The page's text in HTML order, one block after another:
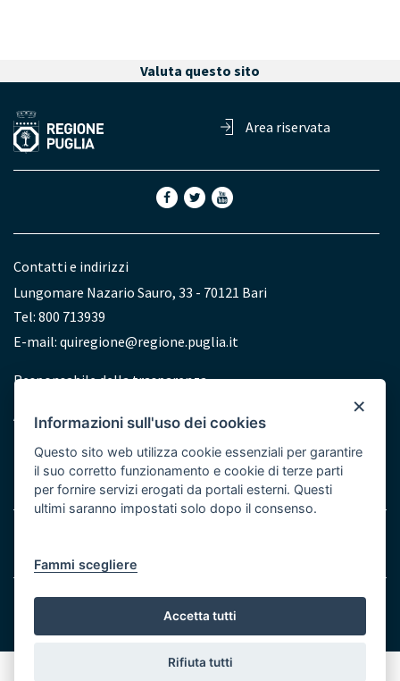
Valuta questo sito
Area riservata
Contatti e indirizzi
Lungomare Nazario Sauro, 33 - 70121 Bari
Tel: 800 713939
E-mail: quiregione@regione.puglia.it
Redazione
Responsabile della trasparenza
Accessibilità
Bottom
© Regione Puglia
×
Informazioni sull'uso dei cookies
Questo sito web utilizza cookie essenziali per garantire
il suo corretto funzionamento e cookie di terze parti
per fornire servizi erogati da portali esterni. Questi
ultimi saranno impostati solo dopo il consenso.
Fammi scegliere
Accetta tutti
Rifiuta tutti